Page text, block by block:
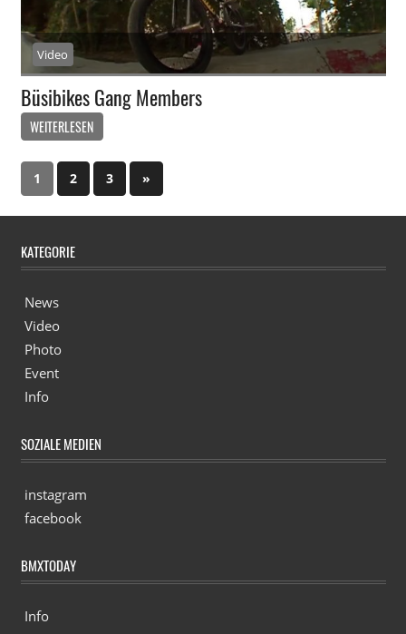
Video
Büsibikes Gang Members
WEITERLESEN
Beitragsnavigation
1 2 3
Nächste
Beiträge
»
KATEGORIE
News
Video
Photo
Event
Info
SOZIALE MEDIEN
instagram
facebook
BMXTODAY
Info